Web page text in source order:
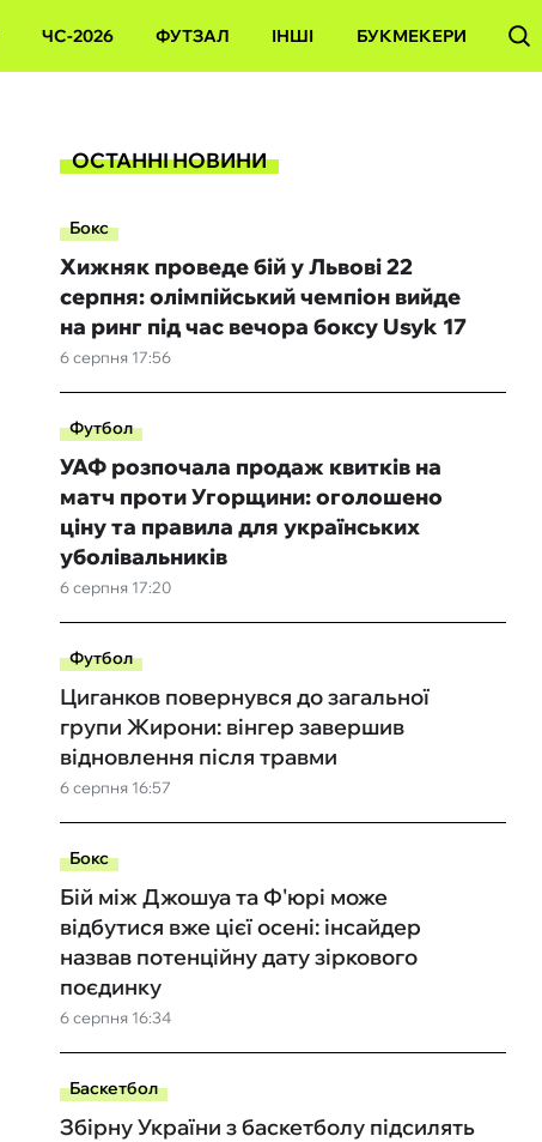
ЧС-2026 ФУТЗАЛ ІНШІ БУКМЕКЕРИ
ОСТАННІ НОВИНИ
Бокс
6 серпня 17:56
Хижняк проведе бій у Львові 22
серпня: олімпійський чемпіон вийде
на ринг під час вечора боксу Usyk 17
Футбол
6 серпня 17:20
УАФ розпочала продаж квитків на
матч проти Угорщини: оголошено
ціну та правила для українських
уболівальників
Футбол
6 серпня 16:57
Циганков повернувся до загальної
групи Жирони: вінгер завершив
відновлення після травми
Бокс
6 серпня 16:34
Бій між Джошуа та Ф'юрі може
відбутися вже цієї осені: інсайдер
назвав потенційну дату зіркового
поєдинку
Баскетбол
Збірну України з баскетболу підсилять